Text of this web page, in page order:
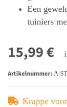
Een
tuiniers
15,99 €
Artikelnummer: A-
Krappe